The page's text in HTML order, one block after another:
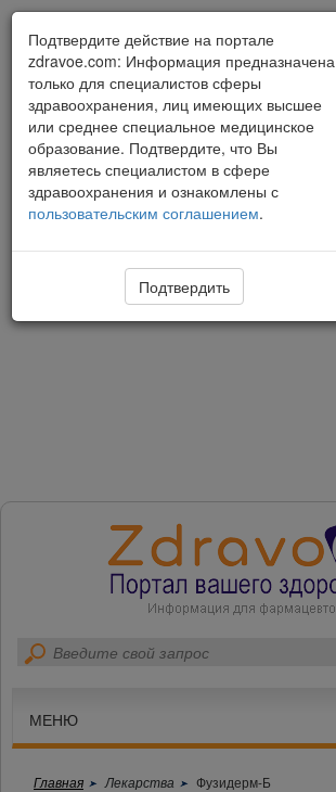
МЕНЮ
Главная Лекарства Фузидерм-Б
Подтвердите действие на портале
zdravoe.com: Информация предназначена
только для специалистов сферы
здравоохранения, лиц имеющих высшее
или среднее специальное медицинское
образование. Подтвердите, что Вы
являетесь специалистом в сфере
здравоохранения и ознакомлены с
пользовательским соглашением.
Подтвердить